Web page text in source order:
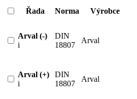
Řada Norma Výrobce
Arval (-)
i
DIN
18807
Arval
Arval (+)
i
DIN
18807
Arval